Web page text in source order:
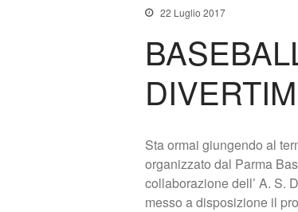
22 Luglio 2017
Sta ormai giungendo al
organizzato dal Parma
collaborazione dell’ A. S.
messo a disposizione il